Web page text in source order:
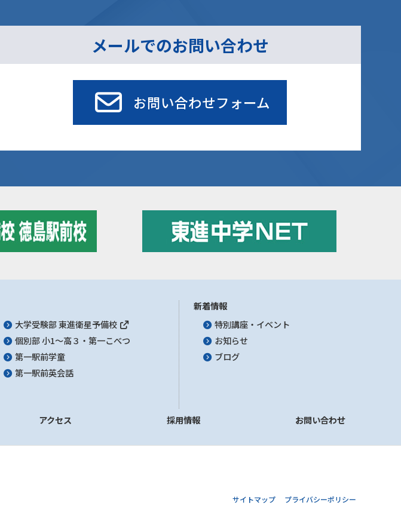
メールでのお問い合わせ
お問い合わせフォーム
大学受験部 東進衛星予備校
個別部 小1～高３・第一こべつ
第一駅前学童
第一駅前英会話
新着情報
特別講座・イベント
お知らせ
ブログ
アクセス 採用情報 お問い合わせ
サイトマップ プライバシーポリシー